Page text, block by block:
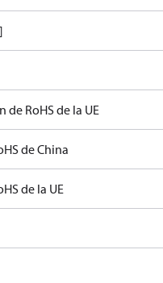
de RoHS de la UE
de China
de la UE